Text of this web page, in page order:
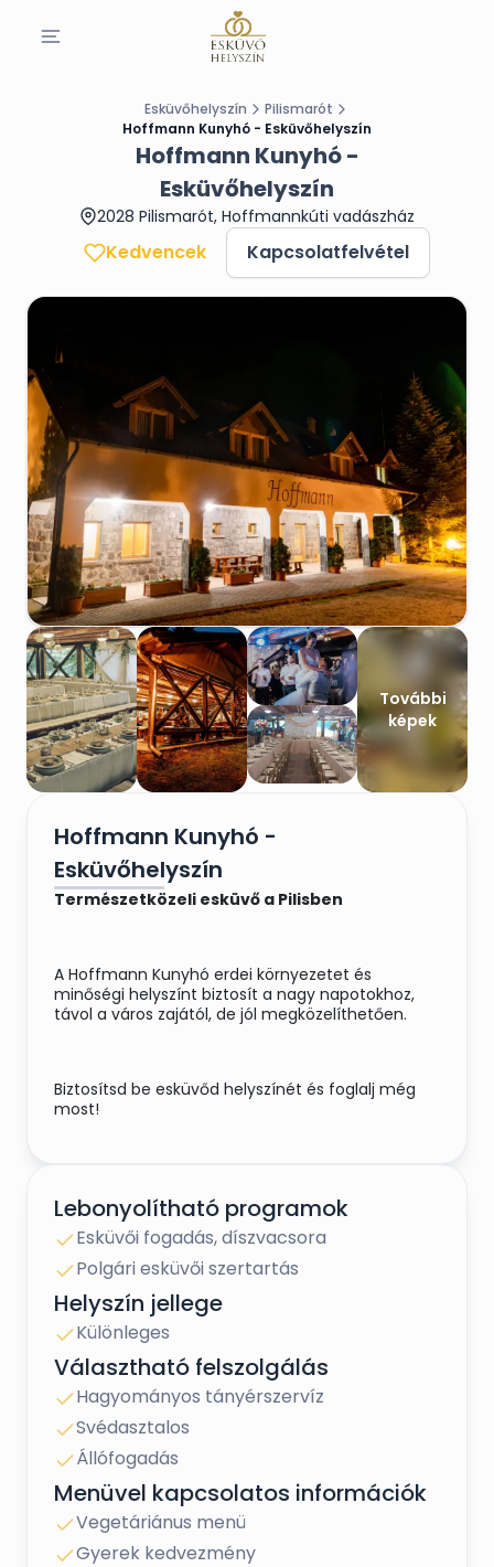
Esküvőhelyszín
Pilismarót
Hoffmann Kunyhó - Esküvőhelyszín
Hoffmann Kunyhó -
Esküvőhelyszín
2028 Pilismarót, Hoffmannkúti vadászház
Kedvencek Kapcsolatfelvétel
További
képek
Hoffmann Kunyhó -
Esküvőhelyszín
Természetközeli esküvő a Pilisben
A Hoffmann Kunyhó erdei környezetet és
minőségi helyszínt biztosít a nagy napotokhoz,
távol a város zajától, de jól megközelíthetően.
Biztosítsd be esküvőd helyszínét és foglalj még
most!
Lebonyolítható programok
Esküvői fogadás, díszvacsora
Polgári esküvői szertartás
Helyszín jellege
Különleges
Választható felszolgálás
Hagyományos tányérszervíz
Svédasztalos
Állófogadás
Menüvel kapcsolatos információk
Vegetáriánus menü
Gyerek kedvezmény